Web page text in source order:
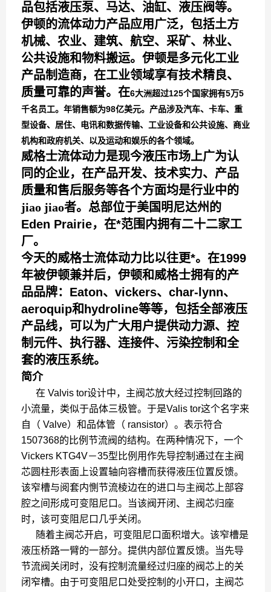
品包括液压泵、马达、油缸、液压阀等。
伊顿的流体动力产品应用广泛，包括土方
机械、农业、建筑、航空、采矿、林业、
公共设施和物料搬运。伊顿是多元化工业
产品制造商，在工业领域享有技术精良、
质量可靠的声誉。在6大洲超过125个国家拥有5万5
千名员工。年销售额为98亿美元。产品涉及汽车、卡车、重
型设备、居住、电讯和数据传输、工业设备和公共设施、商业
机构和政府机关、以及运动和娱乐的各个领域。
威格士流体动力是现今液压市场上广为认
同的企业，在产品开发、技术实力、产品
质量和售后服务等各个方面均是行业中的
jiao jiao者。总部位于美国明尼达州的
Eden Prairie，在*范围内拥有二十二家工
厂。
今天的威格士流体动力比以往更*。在1999
年被伊顿兼并后，伊顿和威格士拥有的产
品品牌：Eaton、vickers、char-lynn、
aeroquip和hydroline等等，包括全部液压
产品线，可以为广大用户提供动力源、控
制元件、执行器、连接件、污染控制和全
套的液压系统。
简介
在 Valvis tor设计中，主阀芯放大经过控制回路的
小流量，类似于品体三极管。于是Valis tor这个名字来
自（ Valve）和品体管（ ransistor）。表示符合
1507368的比例节流阀的结构。在两种情况下，一个
Vickers KTG4V－35型比例用作先导控制通过在主阀
芯圆柱形表面上设置轴向容槽而获得液压位置反馈。
该窄槽与阅套内惻节流棱边在的进口与主阀芯上部容
腔之间形成可变阻尼口。当该阀开闭、主阀芯归座
时，该可变阻尼口几乎关闭。
随着主阀芯开启，可变阻尼口面积增大。该窄槽是
液压桥路一臂的一部分。提供内部位置反馈。当先导
节流阀关闭时，没有控制流量经过归座的阀芯上的关
闭窄槽。由于可变阻尼口处受控制的小开口，主阀芯